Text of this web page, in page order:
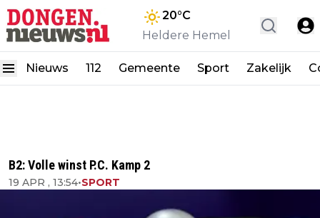
20°C
Heldere Hemel
Nieuws 112 Gemeente Sport Zakelijk
B2: Volle winst P.C. Kamp 2
19 APR , 13:54•SPORT